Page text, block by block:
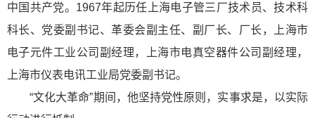
中国共产党。1967年起历任上海电子管三厂技术员、技术科
科长、党委副书记、革委会副主任、副厂长、厂长，上海市
电子元件工业公司副经理，上海市电真空器件公司副经理，
上海市仪表电讯工业局党委副书记。
“文化大革命”期间，他坚持党性原则，实事求是，以实际